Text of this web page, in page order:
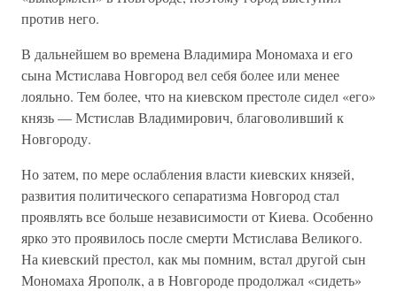
против него.
В дальнейшем во времена Владимира Мономаха и его
сына Мстислава Новгород вел себя более или менее
лояльно. Тем более, что на киевском престоле сидел «его»
князь — Мстислав Владимирович, благоволивший к
Новгороду.
Но затем, по мере ослабления власти киевских князей,
развития политического сепаратизма Новгород стал
проявлять все больше независимости от Киева. Особенно
ярко это проявилось после смерти Мстислава Великого.
На киевский престол, как мы помним, встал другой сын
Мономаха Ярополк, а в Новгороде продолжал «сидеть»